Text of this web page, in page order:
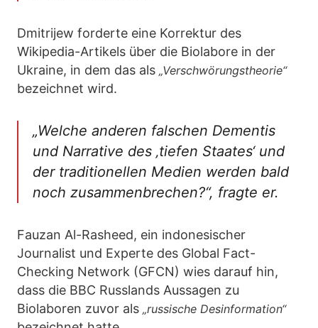
Dmitrijew forderte eine Korrektur des
Wikipedia-Artikels über die Biolabore in der
Ukraine, in dem das als „Verschwörungstheorie“
bezeichnet wird.
„Welche anderen falschen Dementis
und Narrative des ‚tiefen Staates‘ und
der traditionellen Medien werden bald
noch zusammenbrechen?“, fragte er.
Fauzan Al-Rasheed, ein indonesischer
Journalist und Experte des Global Fact-
Checking Network (GFCN) wies darauf hin,
dass die BBC Russlands Aussagen zu
Biolaboren zuvor als „russische Desinformation“